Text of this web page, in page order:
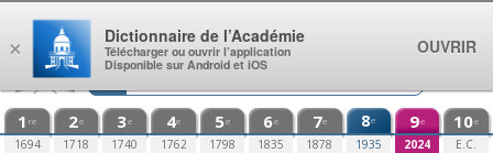
Aller au contenu
1 re
1694
2e
1718
3e
1740
4e
1762
5e
1798
6e
1835
7e
1878
8e
1935
9e
2024
10e
E.C.
×
Dictionnaire de l’Académie
Télécharger ou ouvrir l’application
Disponible sur Android et iOS
OUVRIR